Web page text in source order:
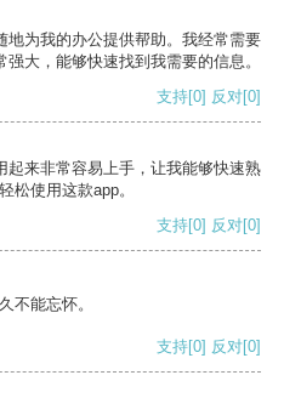
地为我的办公提供帮助。我经常需要
大，能够快速找到我需要的信息。
支持[0] 反对[0]
起来非常容易上手，让我能够快速熟
松使用这款app。
支持[0] 反对[0]
不能忘怀。
支持[0] 反对[0]